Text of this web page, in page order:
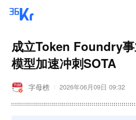
成立Token Foundry
模型加速冲刺SOTA
字母榜 2026年06月09日 09:32